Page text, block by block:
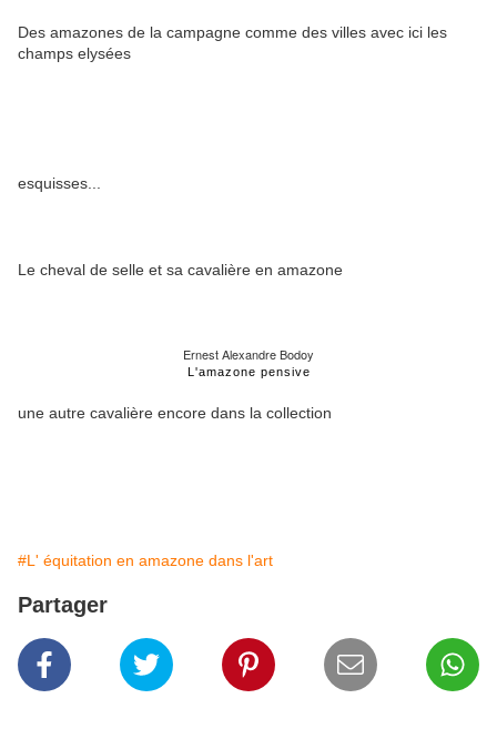
Des amazones de la campagne comme des villes avec ici les
champs elysées
esquisses...
Le cheval de selle et sa cavalière en amazone
Ernest Alexandre Bodoy
L'amazone pensive
une autre cavalière encore dans la collection
#L' équitation en amazone dans l'art
Partager